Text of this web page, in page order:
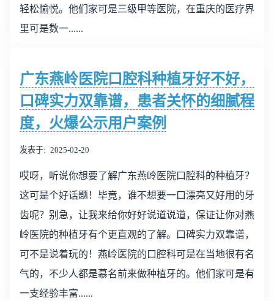
轻松愉悦。他们家可是三级甲等医院，在重庆的医疗界
里可是数一......
广东燕岭医院口腔科种植牙好不好，
口碑实力双靠谱，患者关怀的细腻程
度，火爆公示用户案例
发表于 2025-02-20
哎呀，听说你想要了解广东燕岭医院口腔科的种植牙？
这可是个好话题！毕竟，谁不想要一口漂亮又好用的牙
齿呢？别急，让我来给你好好说道说道，保证让你对燕
岭医院的种植牙有个更直观的了解。口碑实力双靠谱，
可不是说着玩的！燕岭医院的口腔科可是在当地很有名
气的，不少人都是慕名前来做种植牙的。他们家可是有
一支经验丰富......